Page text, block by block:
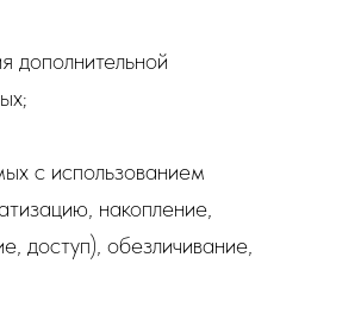
дополнительной
с использованием
накопление,
доступ), обезличивание,